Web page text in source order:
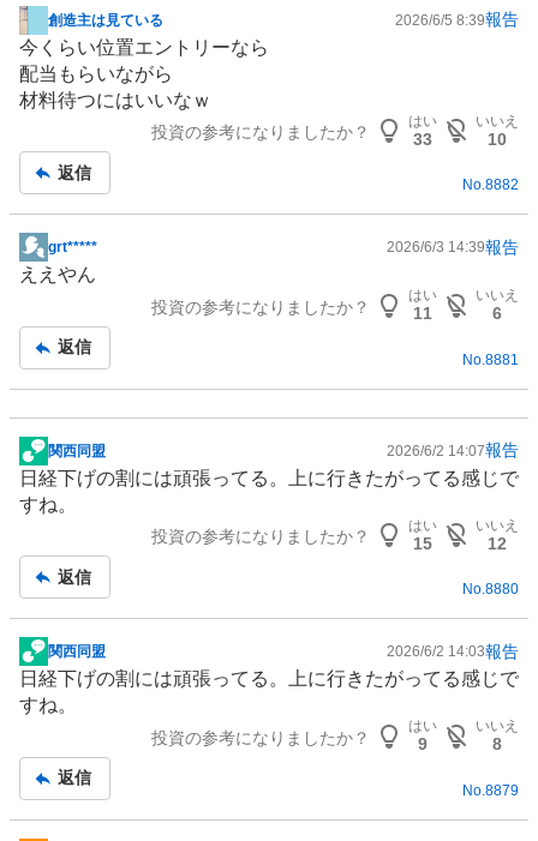
掲
示
板
記
創造主は見ている 2026/6/5 8:39報告
今くらい位置エントリーなら
配当もらいながら
材料待つにはいいなｗ
投資の参考になりましたか？
はい
33
いいえ
10
返信
No.8882
掲
示
事
grt***** 2026/6/3 14:39報告
ええやん
投資の参考になりましたか？
はい
11
いいえ
6
返信
No. 8881
掲
示
板
関西同盟 2026/6/2 14:07報告
日経下げの割には頑張ってる。上に行きたがってる感じで
すね。
投資の参考になりましたか？
はい
15
いいえ
12
返信
No.8880
掲
示
板
関西同盟 2026/6/2 14:03報告
日経下げの割には頑張ってる。上に行きたがってる感じで
すね。
投資の参考になりましたか？
はい
9
いいえ
8
返信
No. 8879